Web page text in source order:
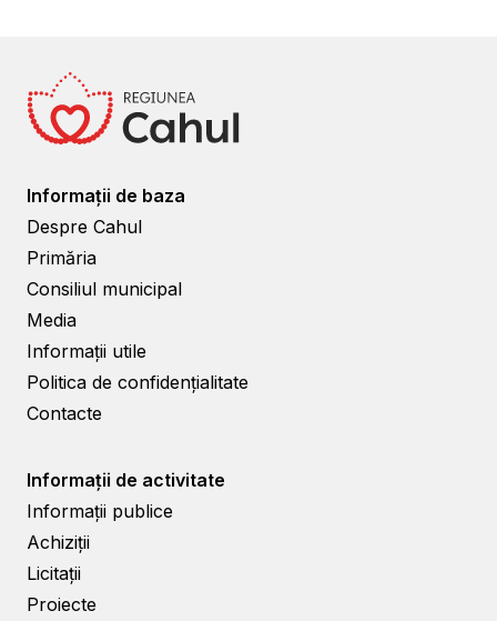
Informații de baza
Despre Cahul
Primăria
Consiliul municipal
Media
Informații utile
Politica de confidențialitate
Contacte
Informații de activitate
Informații publice
Achiziții
Licitații
Proiecte